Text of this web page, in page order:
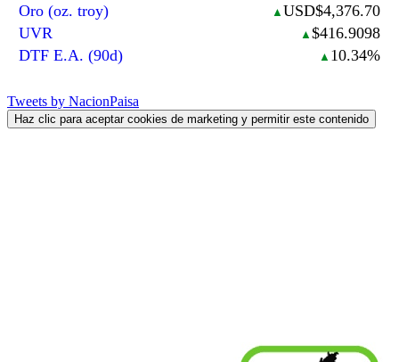
Oro (oz. troy)
▲ USD$4,376.70
UVR
▲ $416.9098
DTF E.A. (90d)
▲ 10.34%
Tweets by NacionPaisa
Haz clic para aceptar cookies de marketing y permitir este contenido